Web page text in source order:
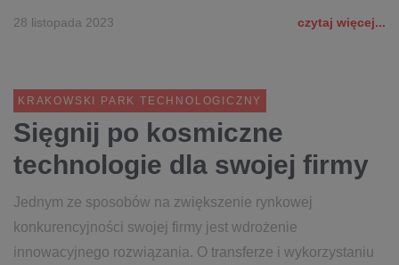
28 listopada 2023 czytaj więcej...
KRAKOWSKI PARK TECHNOLOGICZNY
Sięgnij po kosmiczne
technologie dla swojej firmy
Jednym ze sposobów na zwiększenie rynkowej
konkurencyjności swojej firmy jest wdrożenie
innowacyjnego rozwiązania. O transferze i wykorzystaniu